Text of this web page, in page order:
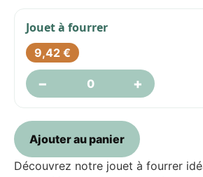
Jouet à fourrer
9,42 €
− +
Ajouter au panier
Découvrez notre jouet à fourrer